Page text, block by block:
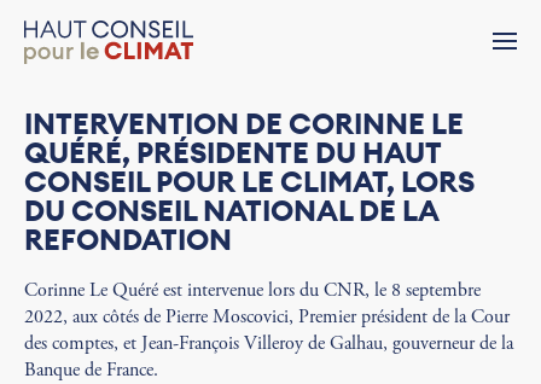
INTERVENTION DE CORINNE LE
QUÉRÉ, PRÉSIDENTE DU HAUT
CONSEIL POUR LE CLIMAT, LORS
DU CONSEIL NATIONAL DE LA
REFONDATION
Corinne Le Quéré est intervenue lors du CNR, le 8 septembre
2022, aux côtés de Pierre Moscovici, Premier président de la Cour
des comptes, et Jean-François Villeroy de Galhau, gouverneur de la
Banque de France.